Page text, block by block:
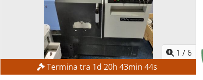
1 / 6
Termina tra 1d20h43min43s